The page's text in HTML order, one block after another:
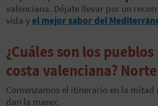
valenciana. Déjate llevar por un
vida y el mejor sabor del
¿Cuáles son los
costa valenciana?
Comenzamos el itinerario en la
dan la mano: